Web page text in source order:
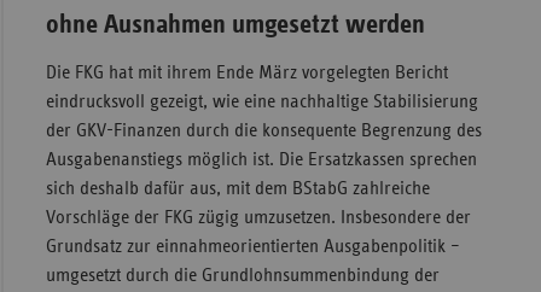
ohne Ausnahmen umgesetzt werden
Die FKG hat mit ihrem Ende März vorgelegten Bericht
eindrucksvoll gezeigt, wie eine nachhaltige Stabilisierung
der GKV-Finanzen durch die konsequente Begrenzung des
Ausgabenanstiegs möglich ist. Die Ersatzkassen sprechen
sich deshalb dafür aus, mit dem BStabG zahlreiche
Vorschläge der FKG zügig umzusetzen. Insbesondere der
Grundsatz zur einnahmeorientierten Ausgabenpolitik –
umgesetzt durch die Grundlohnsummenbindung der